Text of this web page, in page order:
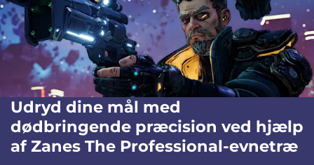
Udryd dine mål med
dødbringende præcision ved hjælp
af Zanes The Professional-evnetræ